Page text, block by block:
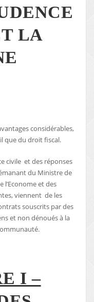
LA
considérables,
que du droit fiscal.
civile et des réponses
du Ministre de
l’Econome et des
viennent de les
souscrits par des
et non dénoués à la
I –